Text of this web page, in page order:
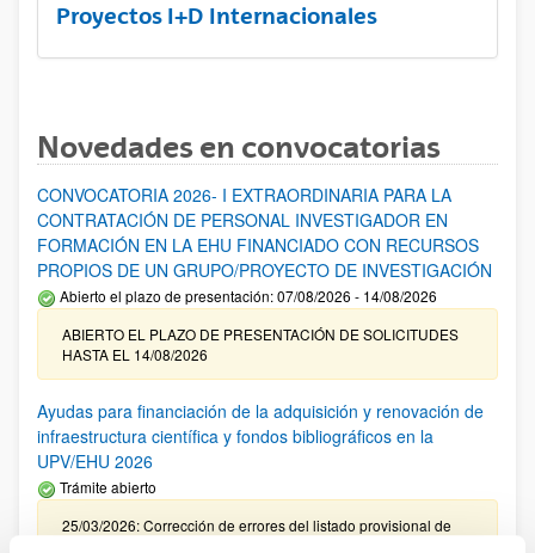
Proyectos I+D Internacionales
Novedades en convocatorias
CONVOCATORIA 2026- I EXTRAORDINARIA PARA LA
CONTRATACIÓN DE PERSONAL INVESTIGADOR EN
FORMACIÓN EN LA EHU FINANCIADO CON RECURSOS
PROPIOS DE UN GRUPO/PROYECTO DE INVESTIGACIÓN
Abierto el plazo de presentación: 07/08/2026 - 14/08/2026
ABIERTO EL PLAZO DE PRESENTACIÓN DE SOLICITUDES
HASTA EL 14/08/2026
Ayudas para financiación de la adquisición y renovación de
infraestructura científica y fondos bibliográficos en la
UPV/EHU 2026
Trámite abierto
25/03/2026: Corrección de errores del listado provisional de